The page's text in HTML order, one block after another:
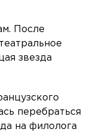
После
звезда
перебраться
на филолога